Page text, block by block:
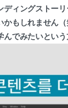
ィングストーリ
かもしれません
んでみたいとい